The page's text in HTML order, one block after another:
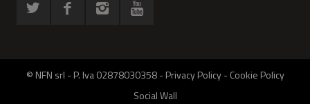
© NFN srl - P. Iva 02878030358 -Privacy Policy-Cookie Policy
Social Wall